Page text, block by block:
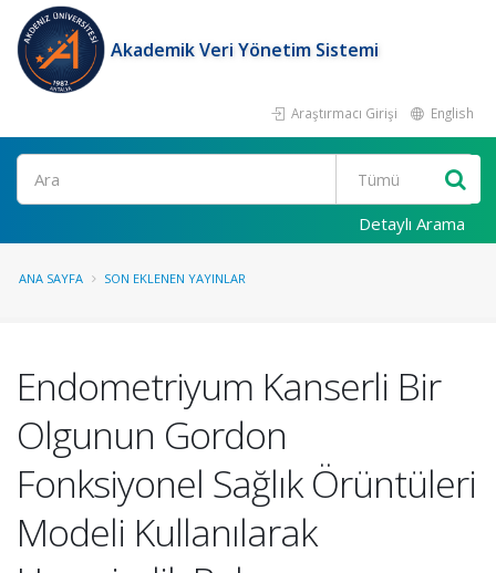
Akademik Veri Yönetim Sistemi
Araştırmacı Girişi English
Ara
Detaylı Arama
ANA SAYFA SON EKLENEN YAYINLAR
Endometriyum Kanserli Bir
Olgunun Gordon
Fonksiyonel Sağlık Örüntüleri
Modeli Kullanılarak